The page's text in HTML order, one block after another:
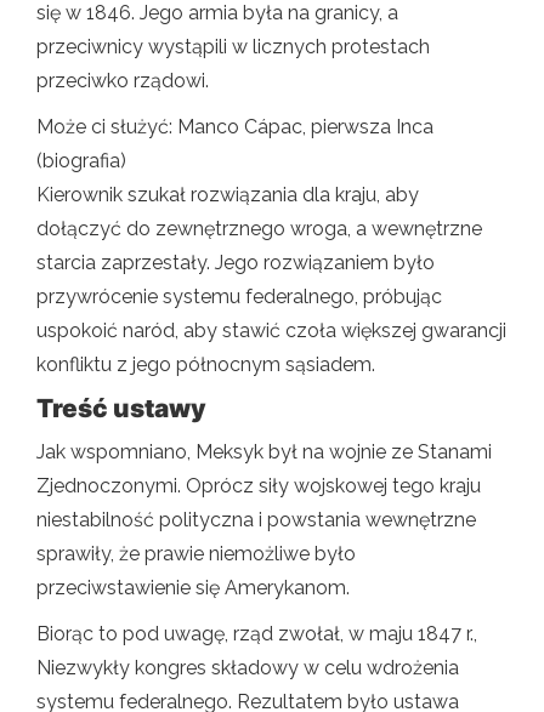
się w 1846. Jego armia była na granicy, a
przeciwnicy wystąpili w licznych protestach
przeciwko rządowi.
Może ci służyć: Manco Cápac, pierwsza Inca
(biografia)
Kierownik szukał rozwiązania dla kraju, aby
dołączyć do zewnętrznego wroga, a wewnętrzne
starcia zaprzestały. Jego rozwiązaniem było
przywrócenie systemu federalnego, próbując
uspokoić naród, aby stawić czoła większej gwarancji
konfliktu z jego północnym sąsiadem.
Treść ustawy
Jak wspomniano, Meksyk był na wojnie ze Stanami
Zjednoczonymi. Oprócz siły wojskowej tego kraju
niestabilność polityczna i powstania wewnętrzne
sprawiły, że prawie niemożliwe było
przeciwstawienie się Amerykanom.
Biorąc to pod uwagę, rząd zwołał, w maju 1847 r.,
Niezwykły kongres składowy w celu wdrożenia
systemu federalnego. Rezultatem było ustawa